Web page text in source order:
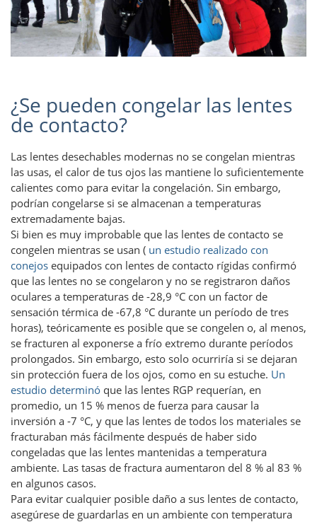
¿Se pueden congelar las lentes
de contacto?
Las lentes desechables modernas no se congelan mientras
las usas, el calor de tus ojos las mantiene lo suficientemente
calientes como para evitar la congelación. Sin embargo,
podrían congelarse si se almacenan a temperaturas
extremadamente bajas.
Si bien es muy improbable que las lentes de contacto se
congelen mientras se usan ( un estudio realizado con
conejos equipados con lentes de contacto rígidas confirmó
que las lentes no se congelaron y no se registraron daños
oculares a temperaturas de -28,9 °C con un factor de
sensación térmica de -67,8 °C durante un período de tres
horas), teóricamente es posible que se congelen o, al menos,
se fracturen al exponerse a frío extremo durante períodos
prolongados. Sin embargo, esto solo ocurriría si se dejaran
sin protección fuera de los ojos, como en su estuche. Un
estudio determinó que las lentes RGP requerían, en
promedio, un 15 % menos de fuerza para causar la
inversión a -7 °C, y que las lentes de todos los materiales se
fracturaban más fácilmente después de haber sido
congeladas que las lentes mantenidas a temperatura
ambiente. Las tasas de fractura aumentaron del 8 % al 83 %
en algunos casos.
Para evitar cualquier posible daño a sus lentes de contacto,
asegúrese de guardarlas en un ambiente con temperatura